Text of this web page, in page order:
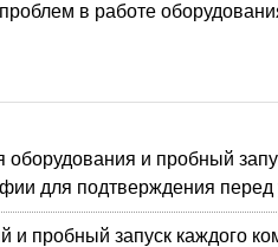
в работе
и пробный
для подтверждения перед
пробный запуск каждого